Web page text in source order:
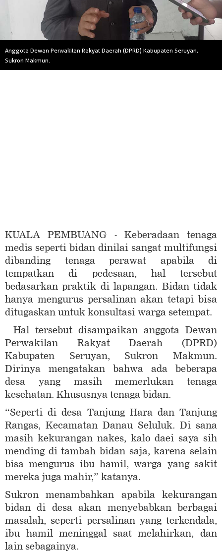
Anggota Dewan Perwakilan Rakyat Daerah (DPRD) Kabupaten Seruyan,
Sukron Makmun.
KUALA PEMBUANG - Keberadaan tenaga
medis seperti bidan dinilai sangat multifungsi
dibanding tenaga perawat apabila di
tempatkan di pedesaan, hal tersebut
bedasarkan praktik di lapangan. Bidan tidak
hanya mengurus persalinan akan tetapi bisa
ditugaskan untuk konsultasi warga setempat.
Hal tersebut disampaikan anggota Dewan
Perwakilan Rakyat Daerah (DPRD)
Kabupaten Seruyan, Sukron Makmun.
Dirinya mengatakan bahwa ada beberapa
desa yang masih memerlukan tenaga
kesehatan. Khususnya tenaga bidan.
“Seperti di desa Tanjung Hara dan Tanjung
Rangas, Kecamatan Danau Seluluk. Di sana
masih kekurangan nakes, kalo daei saya sih
mending di tambah bidan saja, karena selain
bisa mengurus ibu hamil, warga yang sakit
mereka juga mahir,” katanya.
Sukron menambahkan apabila kekurangan
bidan di desa akan menyebabkan berbagai
masalah, seperti persalinan yang terkendala,
ibu hamil meninggal saat melahirkan, dan
lain sebagainya.